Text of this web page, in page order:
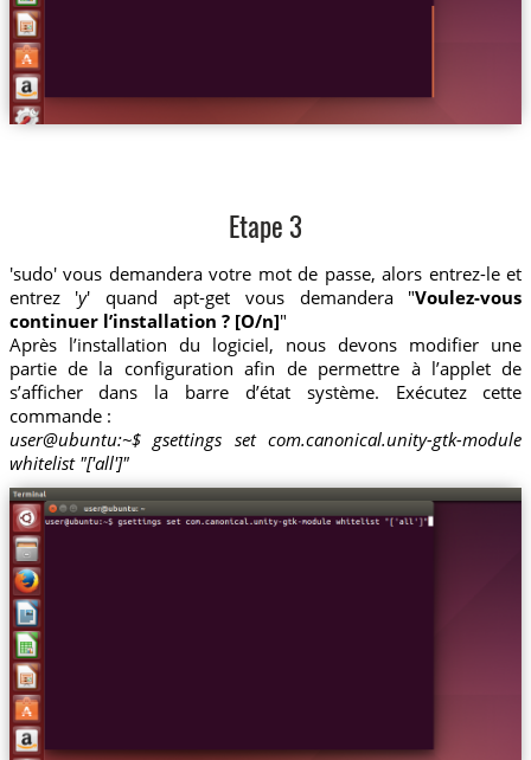
Etape 3
'sudo' vous demandera votre mot de passe, alors entrez-le et
entrez 'y' quand apt-get vous demandera "Voulez-vous
continuer l’installation ? [O/n]"
Après l’installation du logiciel, nous devons modifier une
partie de la configuration afin de permettre à l’applet de
s’afficher dans la barre d’état système. Exécutez cette
commande :
user@ubuntu:~$ gsettings set com.canonical.unity-gtk-module
whitelist "['all']"